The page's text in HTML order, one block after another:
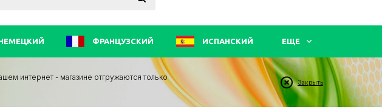
ФРАНЦУЗСКИЙ ИСПАНСКИЙ ЕЩЕ
интернет - магазине отгружаются только
Закрыть